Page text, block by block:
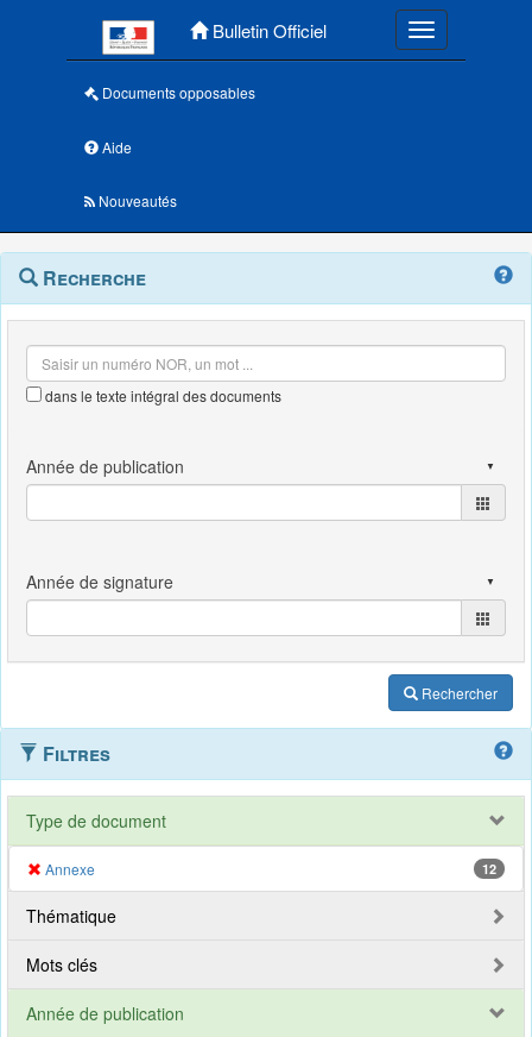
Bulletin Officiel Toggle
Documents opposables
Aide
Nouveautés
Navigation
outils
Menu
contextuel
Recherche
dans le texte intégral des documents
Rechercher
Filtres
Type de document
Annexe 12
Thématique
Mots clés
Année de publication